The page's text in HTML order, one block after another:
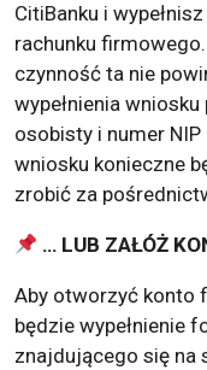
CitiBanku i
rachunku
czynność ta nie
wypełnienia
osobisty i numer NIP
wniosku konieczne
zrobić za
… LUB ZAŁÓŻ
Aby otworzyć konto
będzie wypełnienie
znajdującego się na